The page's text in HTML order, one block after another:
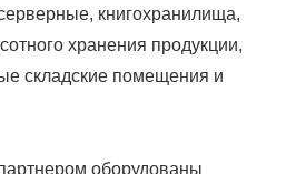
книгохранилища,
хранения продукции,
складские помещения и
оборудованы